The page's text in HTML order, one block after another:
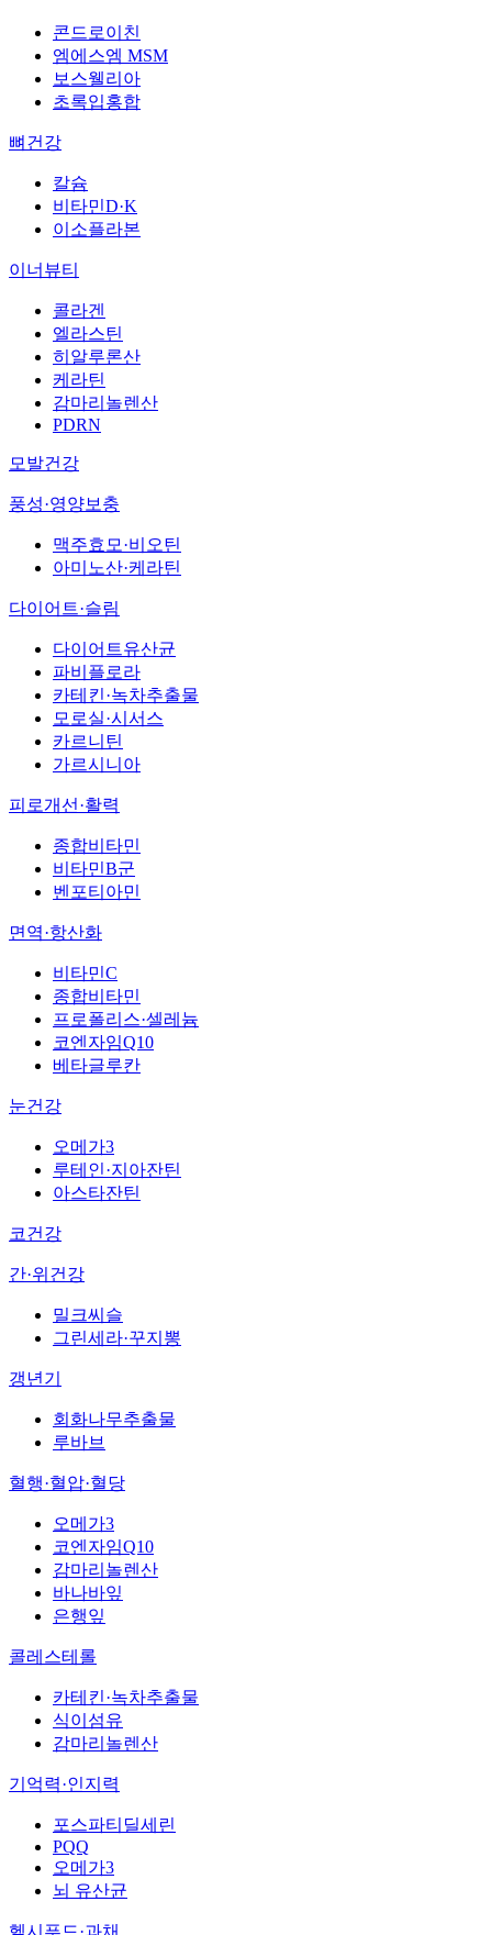
콘드로이친
엠에스엠 MSM
보스웰리아
초록입홍합
뼈건강
칼슘
비타민D·K
이소플라본
이너뷰티
콜라겐
엘라스틴
히알루론산
케라틴
감마리놀렌산
PDRN
모발건강
풍성·영양보충
맥주효모·비오틴
아미노산·케라틴
다이어트·슬림
다이어트유산균
파비플로라
카테킨·녹차추출물
모로실·시서스
카르니틴
가르시니아
피로개선·활력
종합비타민
비타민B군
벤포티아민
면역·항산화
비타민C
종합비타민
프로폴리스·셀레늄
코엔자임Q10
베타글루칸
눈건강
오메가3
루테인·지아잔틴
아스타잔틴
코건강
간·위건강
밀크씨슬
그린세라·꾸지뽕
갱년기
회화나무추출물
루바브
혈행·혈압·혈당
오메가3
코엔자임Q10
감마리놀렌산
바나바잎
은행잎
콜레스테롤
카테킨·녹차추출물
식이섬유
감마리놀렌산
기억력·인지력
포스파티딜세린
PQQ
오메가3
뇌 유산균
헬시푸드·과채